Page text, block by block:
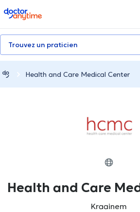
doctoranytime
Trouvez un praticien
Health and Care Medical Center
Health and Care
Kraainem